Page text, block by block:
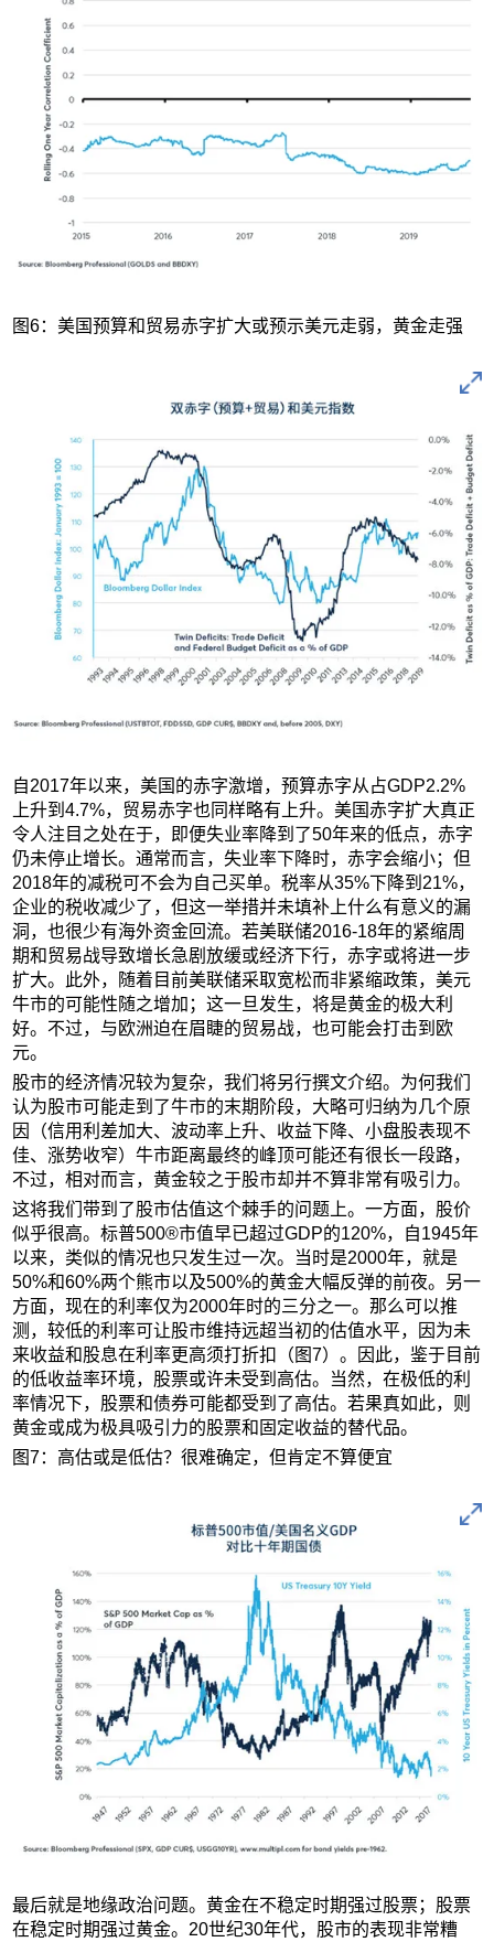
图6：美国预算和贸易赤字扩大或预示美元走弱，黄金走强
自2017年以来，美国的赤字激增，预算赤字从占GDP2.2%
上升到4.7%，贸易赤字也同样略有上升。美国赤字扩大真正
令人注目之处在于，即便失业率降到了50年来的低点，赤字
仍未停止增长。通常而言，失业率下降时，赤字会缩小；但
2018年的减税可不会为自己买单。税率从35%下降到21%，
企业的税收减少了，但这一举措并未填补上什么有意义的漏
洞，也很少有海外资金回流。若美联储2016‑18年的紧缩周
期和贸易战导致增长急剧放缓或经济下行，赤字或将进一步
扩大。此外，随着目前美联储采取宽松而非紧缩政策，美元
牛市的可能性随之增加；这一旦发生，将是黄金的极大利
好。不过，与欧洲迫在眉睫的贸易战，也可能会打击到欧
元。
股市的经济情况较为复杂，我们将另行撰文介绍。为何我们
认为股市可能走到了牛市的末期阶段，大略可归纳为几个原
因（信用利差加大、波动率上升、收益下降、小盘股表现不
佳、涨势收窄）牛市距离最终的峰顶可能还有很长一段路，
不过，相对而言，黄金较之于股市却并不算非常有吸引力。
这将我们带到了股市估值这个棘手的问题上。一方面，股价
似乎很高。标普500®市值早已超过GDP的120%，自1945年
以来，类似的情况也只发生过一次。当时是2000年，就是
50%和60%两个熊市以及500%的黄金大幅反弹的前夜。另一
方面，现在的利率仅为2000年时的三分之一。那么可以推
测，较低的利率可让股市维持远超当初的估值水平，因为未
来收益和股息在利率更高须打折扣（图7）。因此，鉴于目前
的低收益率环境，股票或许未受到高估。当然，在极低的利
率情况下，股票和债券可能都受到了高估。若果真如此，则
黄金或成为极具吸引力的股票和固定收益的替代品。
图7：高估或是低估？很难确定，但肯定不算便宜
最后就是地缘政治问题。黄金在不稳定时期强过股票；股票
在稳定时期强过黄金。20世纪30年代，股市的表现非常糟